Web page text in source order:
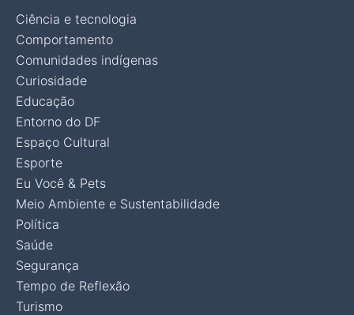
Ciência e tecnologia
Comportamento
Comunidades indígenas
Curiosidade
Educação
Entorno do DF
Espaço Cultural
Esporte
Eu Você & Pets
Meio Ambiente e Sustentabilidade
Política
Saúde
Segurança
Tempo de Reflexão
Turismo